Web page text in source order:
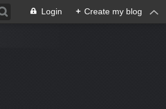
Login + Create my blog